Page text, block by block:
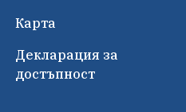
Карта
Декларация за
достъпност